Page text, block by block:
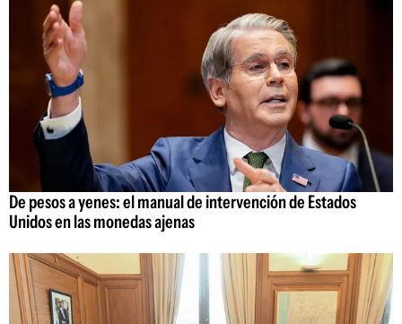
De pesos a yenes: el manual de intervención de Estados
Unidos en las monedas ajenas